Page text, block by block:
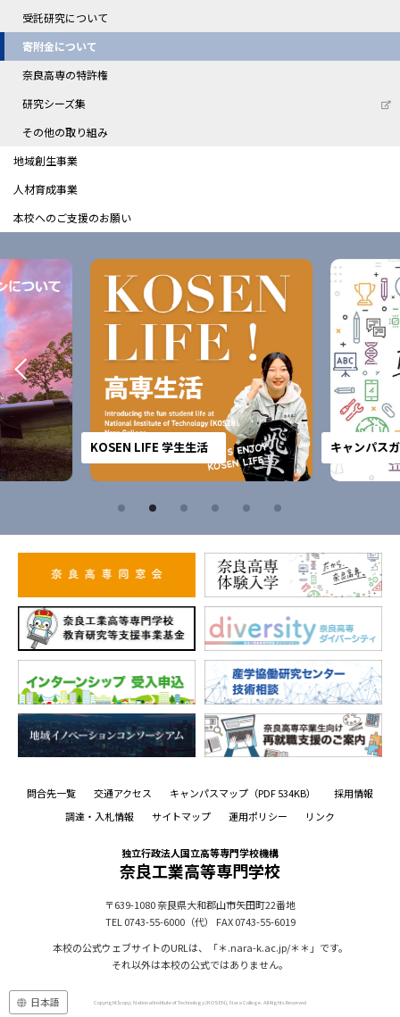
日本語
受託研究について
寄附金について
奈良高専の特許権
研究シーズ集
その他の取り組み
地域創生事業
人材育成事業
本校へのご支援のお願い
KOSEN LIFE 学生生活 キャンパス
問合先一覧 交通アクセス キャンパスマップ （PDF 534KB）
採用情報
調達・入札情報
サイトマップ 運用ポリシー リンク
独立行政法人国立高等専門学校機構
奈良工業高等専門学校
〒639-1080奈良県大和郡山市矢田町22番地
TEL 0743-55-6000（代）
FAX 0743-55-6019
本校の公式ウェブサイトのURLは、「＊.nara-k.ac.jp/＊＊」です。
それ以外は本校の公式ではありません。
Copyright$copy; National Institute of Technology (KOSEN), Nara College. All Rights Reserved